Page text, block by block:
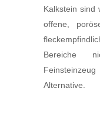
Kalkstein sind
offene,
Bereiche
Alternative.